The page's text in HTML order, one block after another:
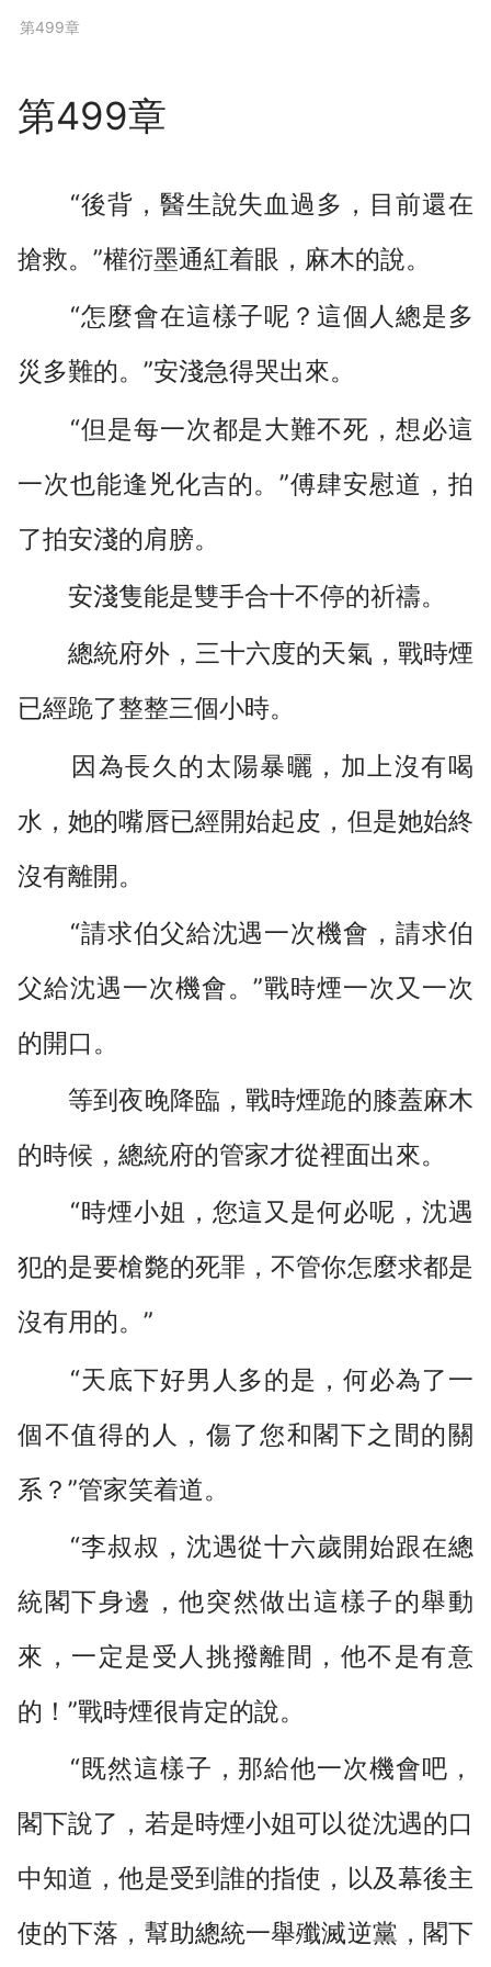
第499章
“後背，醫生說失血過多，目前還在
搶救。”權衍墨通紅着眼，麻木的說。
“怎麼會在這樣子呢？這個人總是多
災多難的。”安淺急得哭出來。
“但是每一次都是大難不死，想必這
一次也能逢兇化吉的。”傅肆安慰道，拍
了拍安淺的肩膀。
安淺隻能是雙手合十不停的祈禱。
總統府外，三十六度的天氣，戰時煙
已經跪了整整三個小時。
因為長久的太陽暴曬，加上沒有喝
水，她的嘴唇已經開始起皮，但是她始終
沒有離開。
“請求伯父給沈遇一次機會，請求伯
父給沈遇一次機會。”戰時煙一次又一次
的開口。
等到夜晚降臨，戰時煙跪的膝蓋麻木
的時候，總統府的管家才從裡面出來。
“時煙小姐，您這又是何必呢，沈遇
犯的是要槍斃的死罪，不管你怎麼求都是
沒有用的。”
“天底下好男人多的是，何必為了一
個不值得的人，傷了您和閣下之間的關
系？”管家笑着道。
“李叔叔，沈遇從十六歲開始跟在總
統閣下身邊，他突然做出這樣子的舉動
來，一定是受人挑撥離間，他不是有意
的！”戰時煙很肯定的說。
“既然這樣子，那給他一次機會吧，
閣下說了，若是時煙小姐可以從沈遇的口
中知道，他是受到誰的指使，以及幕後主
使的下落，幫助總統一舉殲滅逆黨，閣下
第499章